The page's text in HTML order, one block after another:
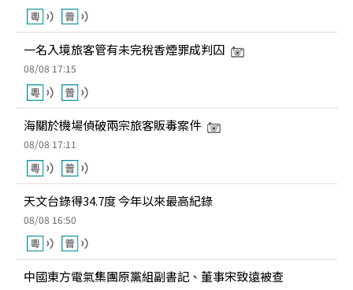
一名入境旅客管有未完稅香煙罪成判囚
08/08 17:15
海關於機場偵破兩宗旅客販毒案件
08/08 17:11
天文台錄得34.7度 今年以來最高紀錄
08/08 16:50
中國東方電氣集團原黨組副書記、董事宋致遠被查